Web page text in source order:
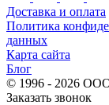
Доставка и оплата
Политика
данных
Карта сайта
Блог
© 1996 - 2026
Заказать звонок